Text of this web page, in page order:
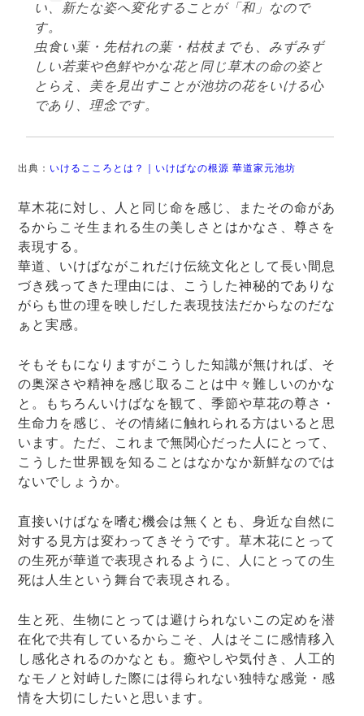
い、新たな姿へ変化することが「和」なので
す。
虫食い葉・先枯れの葉・枯枝までも、みずみず
しい若葉や色鮮やかな花と同じ草木の命の姿と
とらえ、美を見出すことが池坊の花をいける心
であり、理念です。
出典： いけるこころとは？｜いけばなの根源 華道家元池坊
草木花に対し、人と同じ命を感じ、またその命があ
るからこそ生まれる生の美しさとはかなさ、尊さを
表現する。
華道、いけばながこれだけ伝統文化として長い間息
づき残ってきた理由には、こうした神秘的でありな
がらも世の理を映しだした表現技法だからなのだな
ぁと実感。
そもそもになりますがこうした知識が無ければ、そ
の奥深さや精神を感じ取ることは中々難しいのかな
と。もちろんいけばなを観て、季節や草花の尊さ・
生命力を感じ、その情緒に触れられる方はいると思
います。ただ、これまで無関心だった人にとって、
こうした世界観を知ることはなかなか新鮮なのでは
ないでしょうか。
直接いけばなを嗜む機会は無くとも、身近な自然に
対する見方は変わってきそうです。草木花にとって
の生死が華道で表現されるように、人にとっての生
死は人生という舞台で表現される。
生と死、生物にとっては避けられないこの定めを潜
在化で共有しているからこそ、人はそこに感情移入
し感化されるのかなとも。癒やしや気付き、人工的
なモノと対峙した際には得られない独特な感覚・感
情を大切にしたいと思います。